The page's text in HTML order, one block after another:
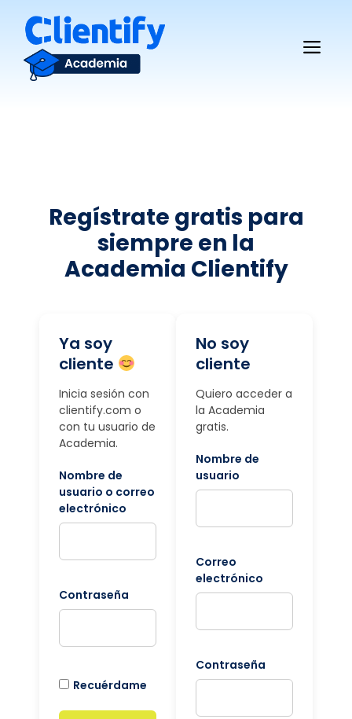
contenido
Regístrate gratis para
siempre en la
Academia Clientify
Ya soy
cliente
Inicia sesión con
clientify.com o
con tu usuario de
Academia.
Nombre de
usuario o correo
electrónico
Contraseña
Recuérdame
No soy
cliente
Quiero acceder a
la Academia
gratis.
Nombre de
usuario
Correo
electrónico
Contraseña